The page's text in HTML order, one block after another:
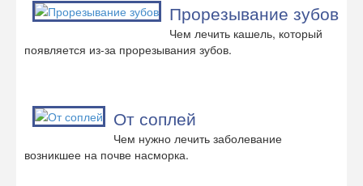
Прорезывание зубов
Чем лечить кашель, который
появляется из-за прорезывания зубов.
От соплей
Чем нужно лечить заболевание
возникшее на почве насморка.